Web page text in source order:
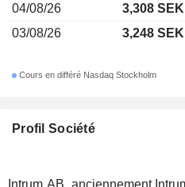
Profil Société
Intrum AB, anciennement
04/08/26
3,308 SEK
03/08/26
3,248 SEK
Cours en différé Nasdaq Stockholm